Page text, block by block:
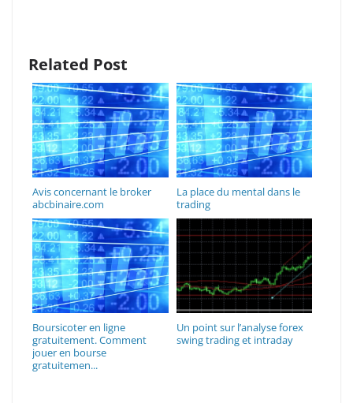
Related Post
Avis concernant le broker
abcbinaire.com
La place du mental dans le
trading
Boursicoter en ligne
gratuitement. Comment
jouer en bourse
gratuitemen...
Un point sur l’analyse forex
swing trading et intraday